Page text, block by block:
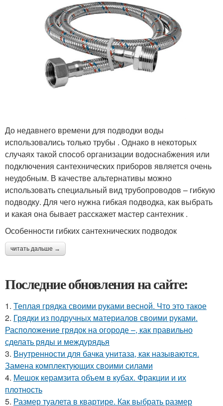
До недавнего времени для подводки воды
использовались только трубы . Однако в некоторых
случаях такой способ организации водоснабжения или
подключения сантехнических приборов является очень
неудобным. В качестве альтернативы можно
использовать специальный вид трубопроводов – гибкую
подводку. Для чего нужна гибкая подводка, как выбрать
и какая она бывает расскажет мастер сантехник .
Особенности гибких сантехнических подводок
читать дальше →
Последние обновления на сайте:
1. Теплая грядка своими руками весной. Что это такое
2. Грядки из подручных материалов своими руками.
Расположение грядок на огороде –, как правильно
сделать ряды и междурядья
3. Внутренности для бачка унитаза, как называются.
Замена комплектующих своими силами
4. Мешок керамзита объем в кубах. Фракции и их
плотность
5. Размер туалета в квартире. Как выбрать размер